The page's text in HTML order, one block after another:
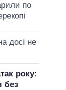
по
досі не
року:
без